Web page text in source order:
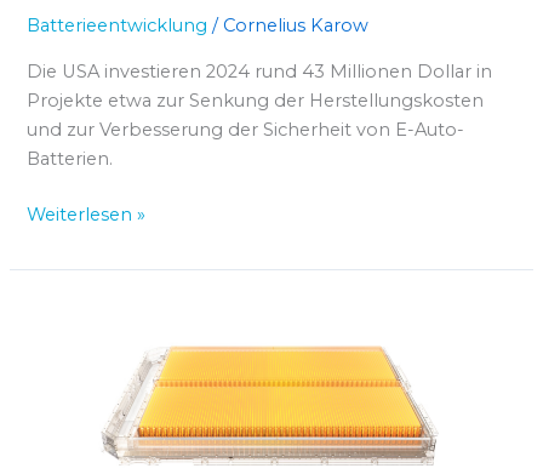
Batterieentwicklung / Cornelius Karow
Die USA investieren 2024 rund 43 Millionen Dollar in
Projekte etwa zur Senkung der Herstellungskosten
und zur Verbesserung der Sicherheit von E-Auto-
Batterien.
Weiterlesen »